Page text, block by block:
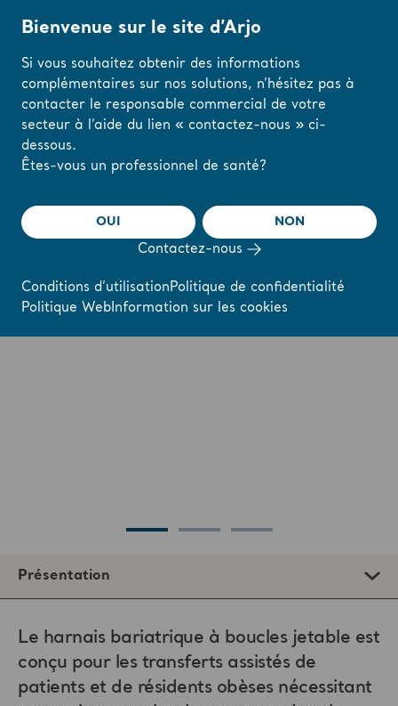
Modifiez votre
langue ici
J'AI COMPRIS
Accueil / ... / Harnais de transfert en position assise / Sangle
Sangle bariatrique à
boucles jetable
un soutien complet du corps pendant le
patient tout au long de son séjour à
la même manière qu’un harnais de
repositionnement bariatrique standard,
mais il ne peut pas être lavé.
Bienvenue sur le site d’Arjo
Si vous souhaitez obtenir des informations
complémentaires sur nos solutions, n’hésitez pas à
contacter le responsable commercial de votre
secteur à l’aide du lien « contactez-nous » ci-
dessous.
Êtes-vous un professionnel de santé?
OUI NON
Contactez-nous
Conditions d’utilisationPolitique de confidentialité
Politique WebInformation sur les cookies